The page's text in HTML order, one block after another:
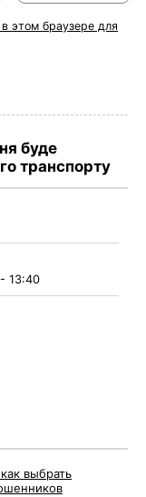
этом браузере для
буде
транспорту
13:40
выбрать